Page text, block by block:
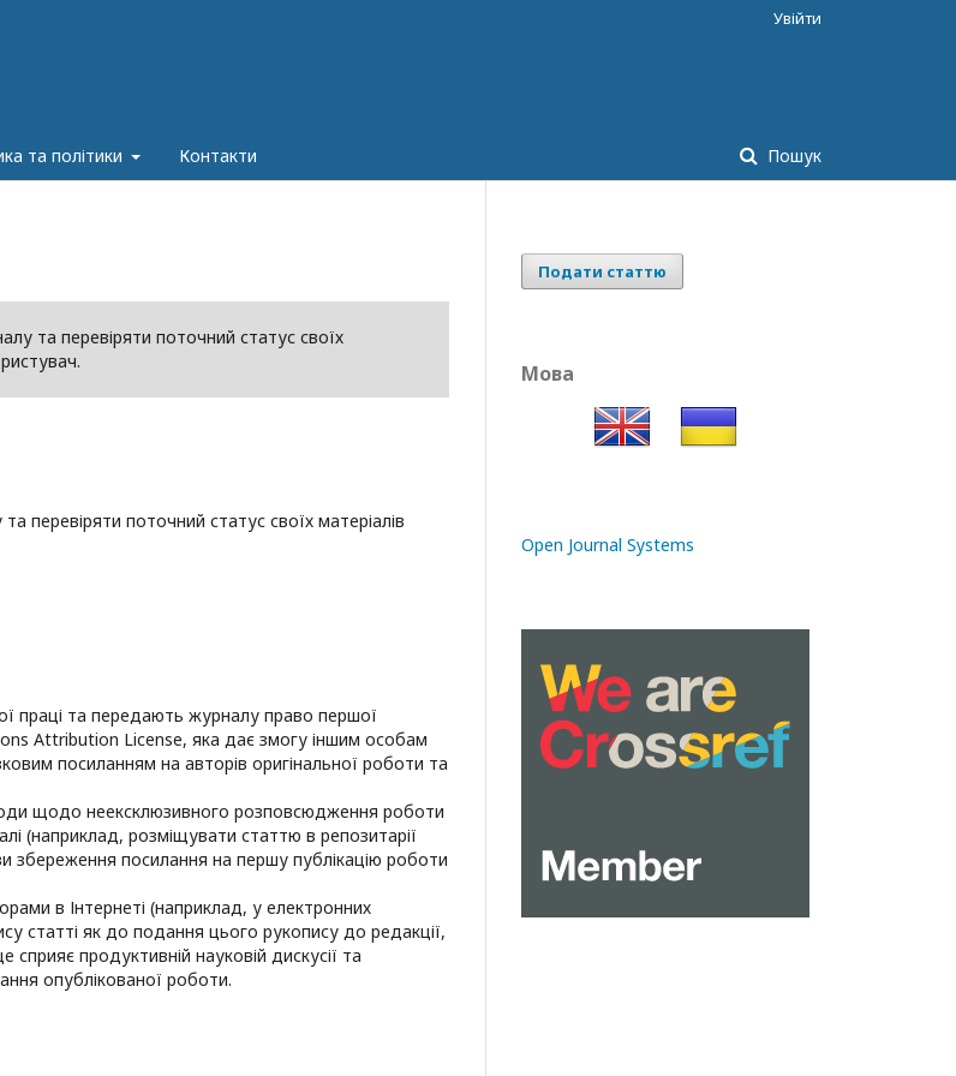
та політики Контакти Пошук
Увійти
та перевіряти поточний статус своїх
поточний статус своїх матеріалів
праці та передають журналу право першої
Attribution License, яка дає змогу іншим особам
посиланням на авторів оригінальної роботи та
щодо неексклюзивного розповсюдження роботи
(наприклад, розміщувати статтю в репозитарії
збереження посилання на першу публікацію роботи
в Інтернеті (наприклад, у електронних
статті як до подання цього рукопису до редакції,
сприяє продуктивній науковій дискусії та
опублікованої роботи.
Подати статтю
Мова
Open Journal Systems